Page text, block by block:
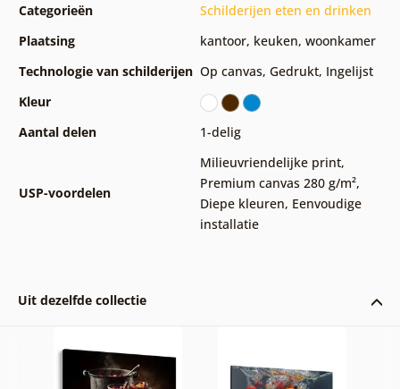
Categorieën
Schilderijen eten en drinken
Plaatsing
kantoor, keuken, woonkamer
Technologie van schilderijen Op canvas, Gedrukt, Ingelijst
Kleur
Aantal delen
1-delig
USP-voordelen
Milieuvriendelijke print,
Premium canvas 280 g/m²,
Diepe kleuren, Eenvoudige
installatie
Uit dezelfde collectie